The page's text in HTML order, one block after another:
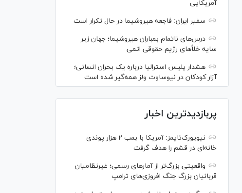
آمریکایی
سفیر ایران: فاجعه هیروشیما در حال تکرار است
درس‌های ناتمام بمباران هیروشیما؛ جهان زیر
سایه خلأ‌های رژیم حقوقی اتمی
هشدار پلیس استرالیا درباره یک بحران انسانی؛
آزار کودکان در نیوساوت ولز همه‌گیر شده است
پربازدیدترین اخبار
نیویورک‌تایمز: آمریکا با بمب ۲ هزار پوندی
خانه‌ای در قشم را هدف گرفت
واقعیتی بزرگ‌تر از آمار‌های رسمی؛ غیرنظامیان
قربانیان بزرگ جنگ افروزی‌های ترامپ